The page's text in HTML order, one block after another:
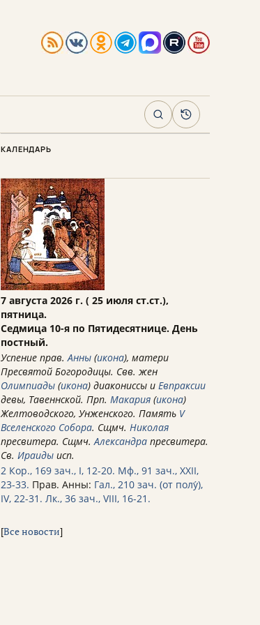
ПоискАрхив
КАЛЕНДАРЬ
7 августа 2026 г. ( 25 июля ст.ст.),
пятница.
Седмица 10-я по Пятидесятнице. День
постный.
Успение прав.Анны (икона), матери
Пресвятой Богородицы. Свв. жен
Олимпиады (икона) диакониссы и Евпраксии
девы, Тавеннской. Прп. Макария (икона)
Желтоводского, Унженского. Память V
Вселенского Собора. Сщмч. Николая
пресвитера. Сщмч.Александра пресвитера.
Св. Ираиды исп.
2 Кор., 169 зач., I, 12-20. Мф., 91 зач., XXII,
23-33. Прав. Анны: Гал., 210 зач. (от полу́),
IV, 22-31. Лк., 36 зач., VIII, 16-21.
[Все новости]